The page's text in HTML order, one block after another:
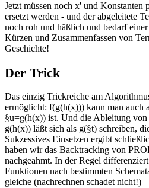
Jetzt müssen noch x' und
ersetzt werden - und der abgeleitete
noch roh und häßlich und bedarf
Kürzen und Zusammenfassen von
Geschichte!
Der Trick
Das einzig Trickreiche am
ermöglicht: f(g(h(x))) kann man auch
§u=g(h(x)) ist. Und die Ableitung
g(h(x)) läßt sich als g(§t) schreiben,
Sukzessives Einsetzen ergibt
haben wir das Backtracking von
nachgeahmt. In der Regel
Funktionen nach bestimmten
gleiche (nachrechnen schadet nicht!)